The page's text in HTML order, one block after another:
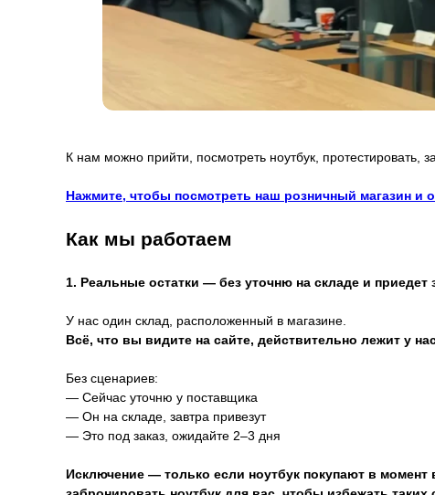
К нам можно прийти, посмотреть ноутбук, протестировать,
Нажмите, чтобы посмотреть наш розничный магазин и
Как мы работаем
1. Реальные остатки — без уточню на складе и приедет
У нас один склад, расположенный в магазине.
Всё, что вы видите на сайте, действительно лежит у
Без сценариев:
— Сейчас уточню у поставщика
— Он на складе, завтра привезут
— Это под заказ, ожидайте 2–3 дня
Исключение — только если ноутбук покупают в момент